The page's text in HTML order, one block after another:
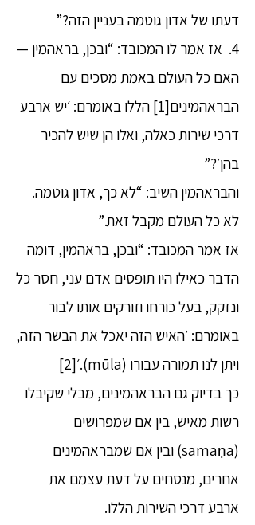
דעתו של אדון גוטמה בעניין הזה?”
4. אז אמר לו המכובד: “ובכן, בראהמין —
האם כל העולם באמת מסכים עם
הבראהמינים[1] הללו באומרם: ׳יש ארבע
דרכי שירות כאלה, ואלו הן שיש להכיר
בהן׳?”
והבראהמין השיב: “לא כך, אדון גוטמה.
לא כל העולם מקבל זאת.”
אז אמר המכובד: “ובכן, בראהמין, דומה
הדבר כאילו היו תופסים אדם עני, חסר כל
ונזקק, בעל כורחו וזורקים אותו לבור
באומרם: ׳האיש הזה יאכל את הבשר הזה,
ויתן לנו תמורה עבורו (mūla).׳[2]
כך בדיוק גם הבראהמינים, מבלי שקיבלו
רשות מאיש, בין אם שמפרושים
(samaṇa) ובין אם שמבראהמינים
אחרים, מנסחים על דעת עצמם את
ארבע דרכי השירות הללו.